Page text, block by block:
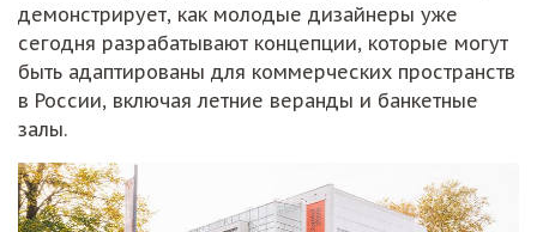
демонстрирует, как молодые дизайнеры уже
сегодня разрабатывают концепции, которые могут
быть адаптированы для коммерческих пространств
в России, включая летние веранды и банкетные
залы.